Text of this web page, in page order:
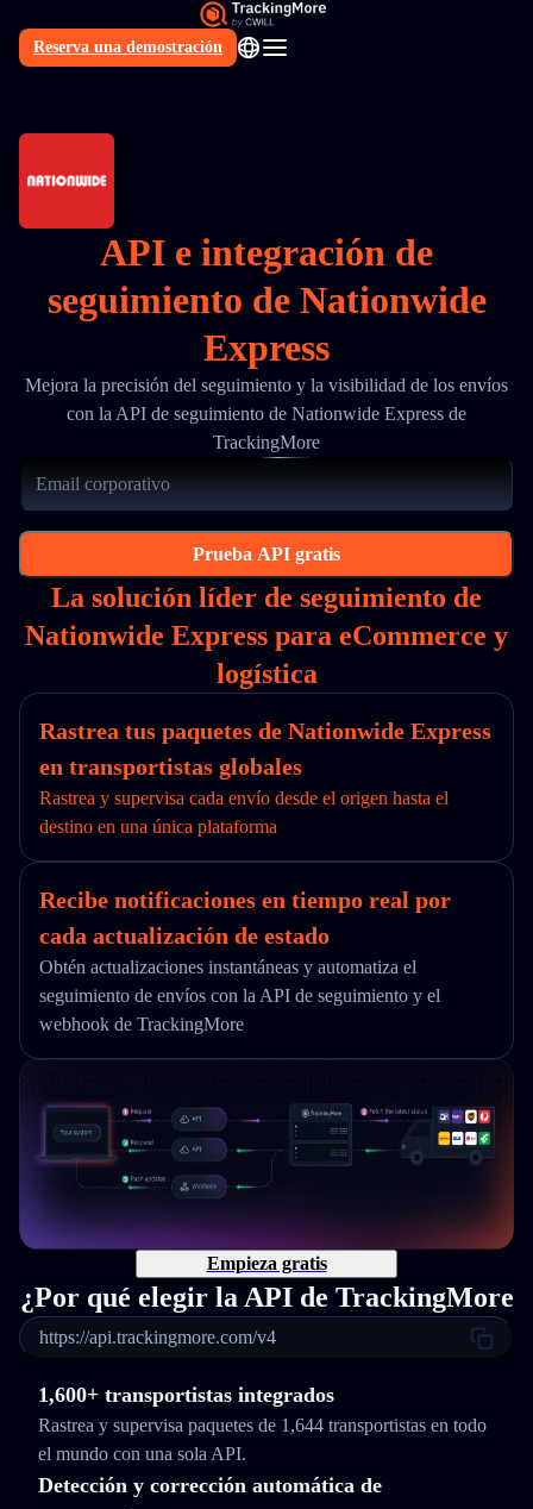
Reserva una demostración
ES
API e integración de
seguimiento de Nationwide
Express
Mejora la precisión del seguimiento y la visibilidad de los envíos
con la API de seguimiento de Nationwide Express de
TrackingMore
Prueba API gratis
La solución líder de seguimiento de
Nationwide Express para eCommerce y
logística
Rastrea tus paquetes de Nationwide Express
en transportistas globales
Rastrea y supervisa cada envío desde el origen hasta el
destino en una única plataforma
Recibe notificaciones en tiempo real por
cada actualización de estado
Obtén actualizaciones instantáneas y automatiza el
seguimiento de envíos con la API de seguimiento y el
webhook de TrackingMore
Empieza gratis
¿Por qué elegir la API de TrackingMore
https://api.trackingmore.com/v4
1,600+ transportistas integrados
Rastrea y supervisa paquetes de 1,644 transportistas en todo
el mundo con una sola API.
Detección y corrección automática de